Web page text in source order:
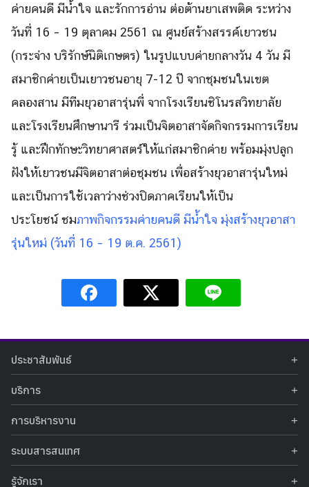
Search
Search
ค่ายคนดี มีน้ำใจ และรักการอ่าน ต่อต้านยาเสพติด ระหว่าง
วันที่ 16 – 19 ตุลาคม 2561 ณ ศูนย์สร้างสรรค์เยาวชน
(กระจ่าง บริรักษ์นิติเกษตร) ในรูปแบบค่ายกลางวัน 4 วัน มี
สมาชิกค่ายเป็นเยาวชนอายุ 7-12 ปี จากชุมชนในเขต
คลองสาน มีทีมยุวอาสารุ่นพี่ จากโรงเรียนชิโนรสวิทยาลัย
และโรงเรียนศึกษานารี ร่วมเป็นจิตอาสาจัดกิจกรรมการเรียน
รู้ และฝึกทักษะวิทยาศาสตร์ให้แก่สมาชิกค่าย พร้อมมุ่งปลูก
ฝังให้เยาวชนมีจิตอาสาต่อชุมชน เพื่อสร้างยุวอาสารุ่นใหม่
และเป็นการใช้เวลาว่างช่วงปิดภาคเรียนให้เป็น
ประโยชน์ชมภาพกิจกรรมค่ายคนดี มีน้ำใจ มุ่งสร้างยุวอาสา
รุ่นใหม่ (วันที่ 16 – 19 ต.ค. 2561)
ประชาสัมพันธ์
ข่าวประชาสัมพันธ์
ข่าวกิจกรรม
รางวัลแห่งความภาคภูมิใจ
คำถามที่พบบ่อย
บริการ
ท้องฟ้าจำลอง
นิทรรศการถาวร
ศูนย์สร้างสรรค์เยาวชน
การบริหารงาน
รายงานผลการดำเนินงาน
คำสั่งมอบหมายปฏิบัติหน้าที่
ระบบสารสนเทศ
ฐานข้อมูลโครงการประกวดโครงงานวิทยาศาสตร์ สำหรับนักศึกษา กศน.
รายงานผลการดำเนินงานของศูนย์วิทยาศาสตร์เพื่อการศึกษา
รู้จักเรา